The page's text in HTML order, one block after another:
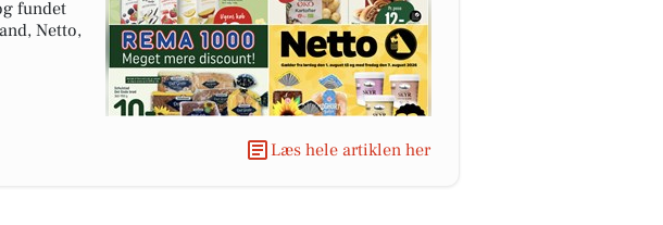
fundet
Netto,
Læs hele artiklen her